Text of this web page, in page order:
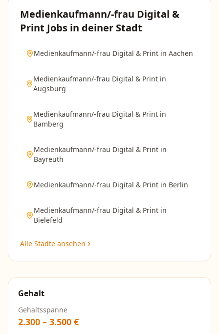
Medienkaufmann/-frau Digital &
Print Jobs in deiner Stadt
Medienkaufmann/-frau Digital & Print in Aachen
Medienkaufmann/-frau Digital & Print in
Augsburg
Medienkaufmann/-frau Digital & Print in
Bamberg
Medienkaufmann/-frau Digital & Printin
Bayreuth
Medienkaufmann/-frau Digital & Print in Berlin
Medienkaufmann/-frau Digital & Printin
Bielefeld
Alle Städte ansehen
Gehalt
Gehaltsspanne
2.300 – 3.500 €